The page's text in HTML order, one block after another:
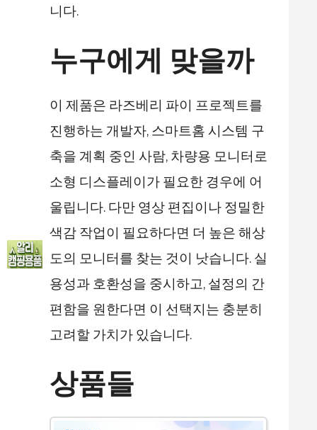
니다.
누구에게 맞을까
이 제품은 라즈베리 파이 프로젝트를
진행하는 개발자, 스마트홈 시스템 구
축을 계획 중인 사람, 차량용 모니터로
소형 디스플레이가 필요한 경우에 어
울립니다. 다만 영상 편집이나 정밀한
색감 작업이 필요하다면 더 높은 해상
도의 모니터를 찾는 것이 낫습니다. 실
용성과 호환성을 중시하고, 설정의 간
편함을 원한다면 이 선택지는 충분히
고려할 가치가 있습니다.
상품들